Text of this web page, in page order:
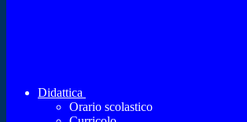
Didattica
Orario scolastico